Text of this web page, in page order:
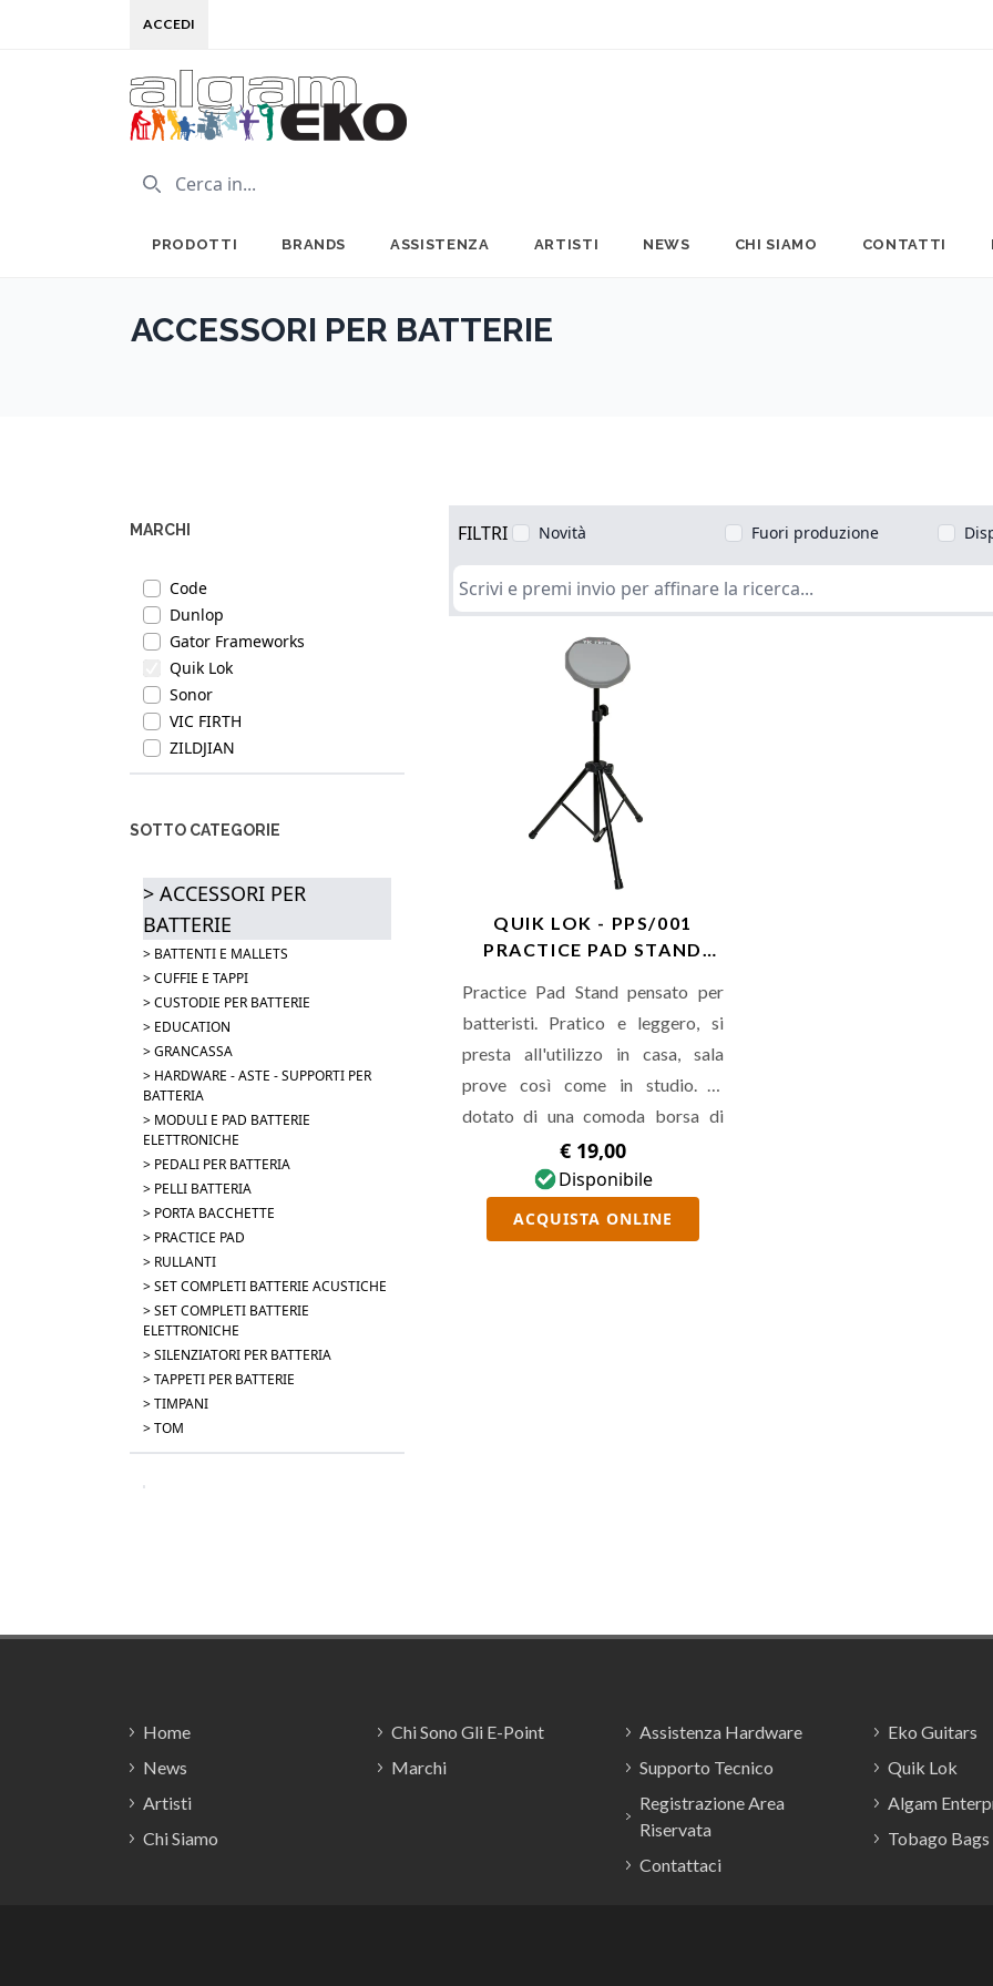
ACCEDI
PRODOTTI BRANDS ASSISTENZA ARTISTI NEWS CHI SIAMO CONTATTI
ACCESSORI PER BATTERIE
MARCHI
Code
Dunlop
Gator Frameworks
Quik Lok
Sonor
VIC FIRTH
ZILDJIAN
SOTTO CATEGORIE
> ACCESSORI PER
BATTERIE
> BATTENTI E MALLETS
> CUFFIE E TAPPI
> CUSTODIE PER BATTERIE
> EDUCATION
> GRANCASSA
> HARDWARE - ASTE - SUPPORTI PER
BATTERIA
> MODULI E PAD BATTERIE
ELETTRONICHE
> PEDALI PER BATTERIA
> PELLI BATTERIA
> PORTA BACCHETTE
> PRACTICE PAD
> RULLANTI
> SET COMPLETI BATTERIE ACUSTICHE
> SET COMPLETI BATTERIE
ELETTRONICHE
> SILENZIATORI PER BATTERIA
> TAPPETI PER BATTERIE
> TIMPANI
> TOM
FILTRI Novità Fuori produzione
QUIK LOK - PPS/001
PRACTICE PAD STAND
Practice Pad Stand pensato per
batteristi. Pratico e leggero, si
presta all'utilizzo in casa, sala
prove così come in studio. E’
dotato di una comoda borsa di
trasporto adatta a contenere sia il
supporto che il Pad.
€ 19,00
Disponibile
ACQUISTA ONLINE
Home
News
Artisti
Chi Siamo
Chi Sono Gli E-Point
Marchi
Assistenza Hardware
Supporto Tecnico
Registrazione Area
Riservata
Contattaci
Eko Guitars
Quik Lok
Algam
Tobago Bags